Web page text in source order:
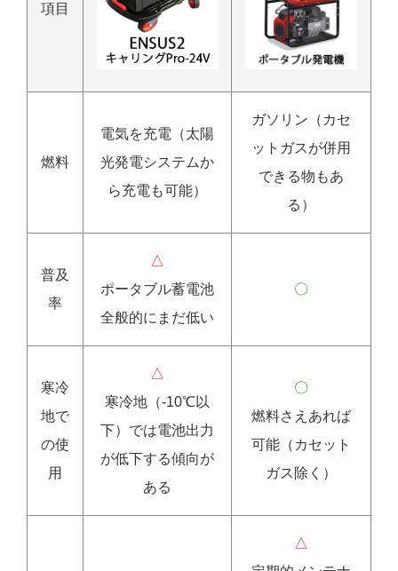
項目
燃料
電気を充電（太陽
光発電システムか
ら充電も可能）
ガソリン（カセ
ットガスが併用
できる物もあ
る）
普及
率
△
ポータブル蓄電池
全般的にまだ低い
〇
寒冷
地で
の使
用
△
寒冷地（-10℃以
下）では電池出力
が低下する傾向が
ある
〇
燃料さえあれば
可能（カセット
ガス除く）
△